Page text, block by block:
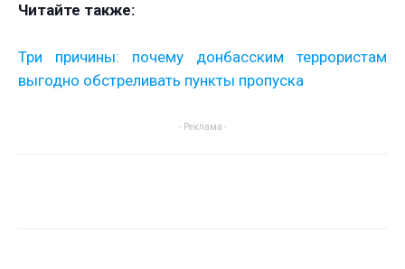
Читайте также:
Три причины: почему донбасским террористам
выгодно обстреливать пункты пропуска
- Реклама -